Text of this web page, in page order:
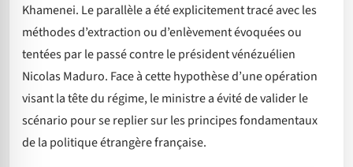
Khamenei. Le parallèle a été explicitement tracé avec les
méthodes d’extraction ou d’enlèvement évoquées ou
tentées par le passé contre le président vénézuélien
Nicolas Maduro. Face à cette hypothèse d’une opération
visant la tête du régime, le ministre a évité de valider le
scénario pour se replier sur les principes fondamentaux
de la politique étrangère française.